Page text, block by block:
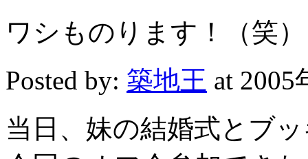
ワシものります！（笑）
Posted by: 築地王 at 2005
当日、妹の結婚式とブ